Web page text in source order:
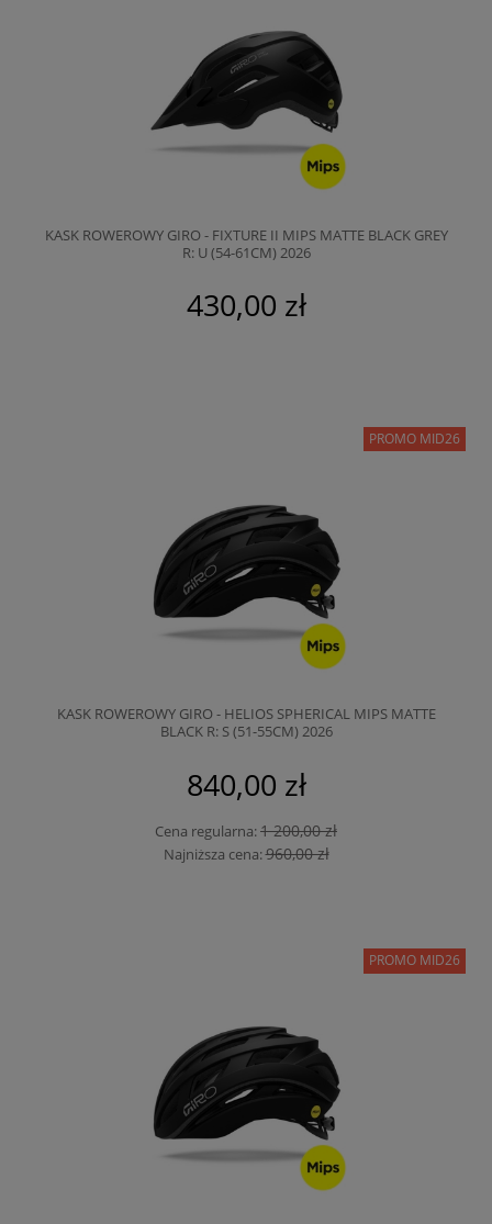
KASK ROWEROWY GIRO - FIXTURE II MIPS MATTE BLACK GREY
R: U (54-61CM) 2026
430,00 zł
KASK ROWEROWY GIRO - HELIOS SPHERICAL MIPS MATTE
BLACK R: S (51-55CM) 2026
840,00 zł
Cena regularna:1 200,00 zł
Najniższa cena:960,00 zł
PROMO MID26
PROMO MID26